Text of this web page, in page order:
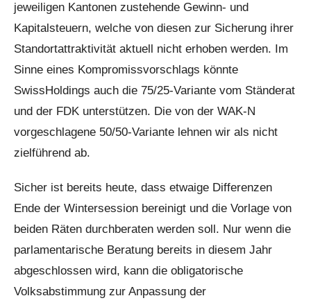
jeweiligen Kantonen zustehende Gewinn- und
Kapitalsteuern, welche von diesen zur Sicherung ihrer
Standortattraktivität aktuell nicht erhoben werden. Im
Sinne eines Kompromissvorschlags könnte
SwissHoldings auch die 75/25-Variante vom Ständerat
und der FDK unterstützen. Die von der WAK-N
vorgeschlagene 50/50-Variante lehnen wir als nicht
zielführend ab.
Sicher ist bereits heute, dass etwaige Differenzen
Ende der Wintersession bereinigt und die Vorlage von
beiden Räten durchberaten werden soll. Nur wenn die
parlamentarische Beratung bereits in diesem Jahr
abgeschlossen wird, kann die obligatorische
Volksabstimmung zur Anpassung der